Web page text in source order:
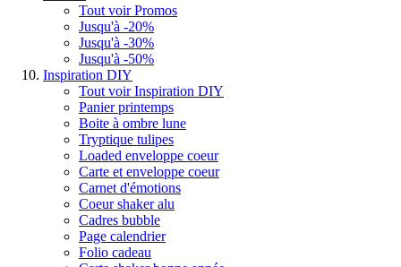
Tout voir Promos
Jusqu'à -20%
Jusqu'à -30%
Jusqu'à -50%
Inspiration DIY
Tout voir Inspiration DIY
Panier printemps
Boite à ombre lune
Tryptique tulipes
Loaded enveloppe coeur
Carte et enveloppe coeur
Carnet d'émotions
Coeur shaker alu
Cadres bubble
Page calendrier
Folio cadeau